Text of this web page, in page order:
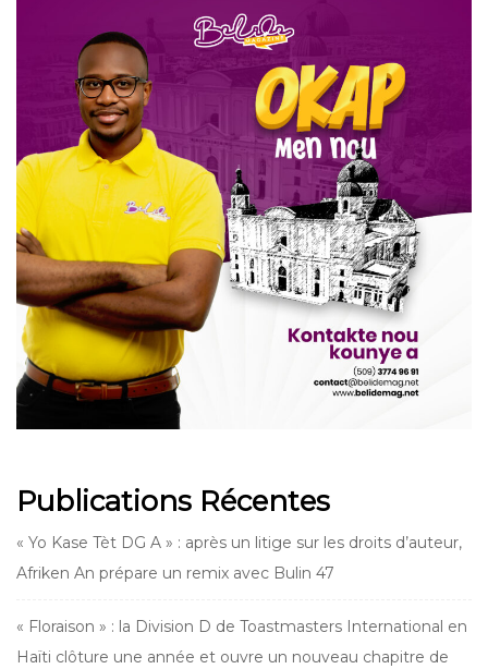
Publications Récentes
« Yo Kase Tèt DG A » : après un litige sur les droits d’auteur,
Afriken An prépare un remix avec Bulin 47
« Floraison » : la Division D de Toastmasters International en
Haïti clôture une année et ouvre un nouveau chapitre de